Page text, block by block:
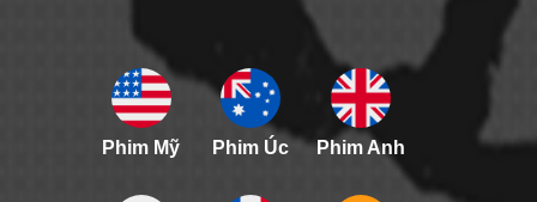
Phim Mỹ Phim Úc Phim Anh